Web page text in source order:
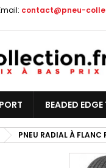
contact@pneu-
BEADED EDGE
PNEU RADIAL À FLANC